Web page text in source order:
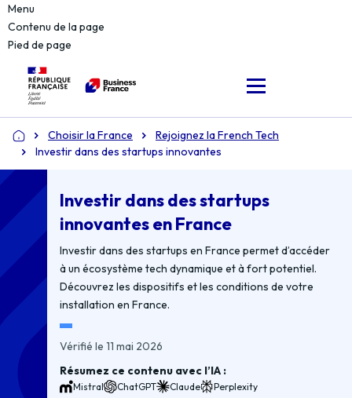
Menu
Contenu de la page
Pied de page
Accueil Choisir la France
Rejoignez la French Tech
Investir dans des startups innovantes
Investir dans des startups
innovantes en France
Investir dans des startups en France permet d’accéder
à un écosystème tech dynamique et à fort potentiel.
Découvrez les dispositifs et les conditions de votre
installation en France.
Vérifié le 11 mai 2026
Résumez ce contenu avec l’IA :
Mistral ChatGPT Claude Perplexity